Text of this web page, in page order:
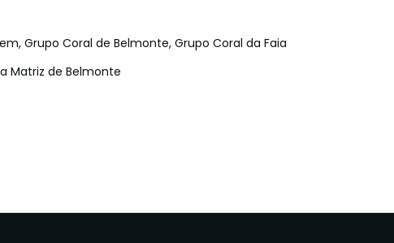
Grupo Coral de Belmonte, Grupo Coral da Faia
Matriz de Belmonte